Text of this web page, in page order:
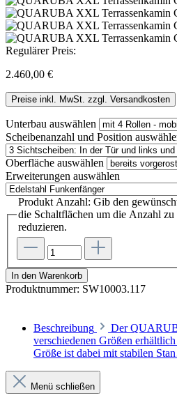
Regulärer Preis:
2.460,00 €
Preise inkl. MwSt. zzgl. Versandkosten
Unterbau auswählen
Scheibenanzahl und Position
Oberfläche auswählen
Erweiterungen auswählen
Produkt Anzahl: Gib den
die Schaltflächen um die Anzahl zu
reduzieren.
In den Warenkorb
Produktnummer: SW10003.117
Beschreibung
Der
verschiedenen Größen
Größe ist dabei mit stabilen
Menü schließen